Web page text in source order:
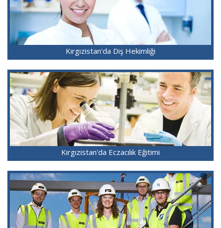
Kırgızistan'da Diş Hekimliği
Kırgızistan'da Eczacılık Eğitimi